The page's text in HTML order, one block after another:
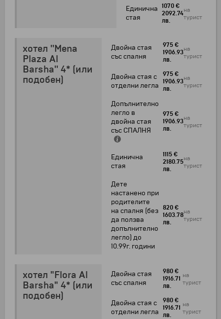
Единична
стая
1070 €
2092.74
лв.
на
турист
хотел ''Mena
Plaza Al
Barsha'' 4* (или
подобен)
Двойна стая
със спалня
975 €
1906.93
лв.
на
турист
Двойна стая с
отделни легла
975 €
1906.93
лв.
на
турист
Допълнително
легло в
двойна стая
със СПАЛНЯ
975 €
1906.93
лв.
на
турист
Единична
стая
1115 €
2180.75
лв.
на
турист
Дете
настанено при
родителите
на спалня (без
да ползва
допълнително
легло) до
10.99г. години
820 €
1603.78
лв.
на
турист
хотел "Flora Al
Barsha" 4* (или
подобен)
Двойна стая
със спалня
980 €
1916.71
лв.
на
турист
Двойна стая с
отделни легла
980 €
1916.71
лв.
на
турист